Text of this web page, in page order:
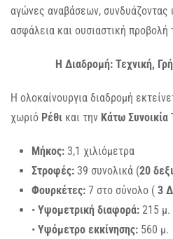
αγώνες αναβάσεων, συνδυάζοντας
ασφάλεια και ουσιαστική προβολή
Η Διαδρομή: Τεχνική,
Η ολοκαίνουργια διαδρομή
χωριό Ρέθι και την Κάτω Συνοικία
Μήκος: 3,1 χιλιόμετρα
Στροφές: 39 συνολικά (20
Φουρκέτες: 7 στο σύνολο ( 3
• Υψομετρική διαφορά: 215 μ.
• Υψόμετρο εκκίνησης: 560 μ.